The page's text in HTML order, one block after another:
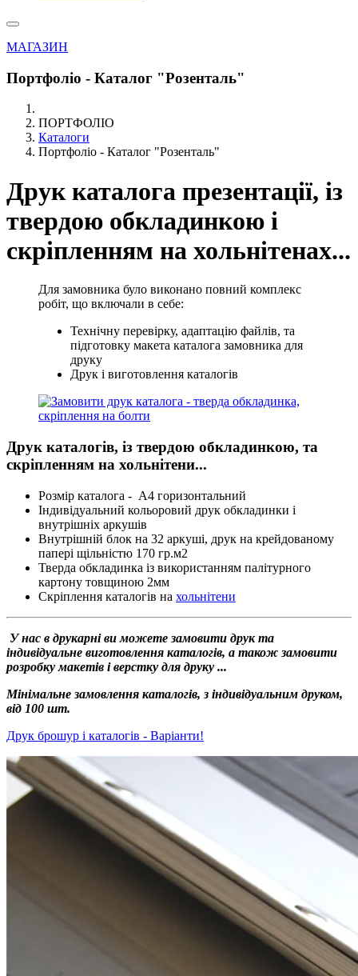
МАГАЗИН
Портфоліо - Каталог "Розенталь"
ПОРТФОЛІО
Каталоги
Портфоліо - Каталог "Розенталь"
Друк каталога презентації, із
твердою обкладинкою і
скріпленням на хольнітенах...
Для замовника було виконано повний комплекс
робіт, що включали в себе:
Технічну перевірку, адаптацію файлів, та
підготовку макета каталога замовника для
друку
Друк і виготовлення каталогів
Друк каталогів, із твердою обкладинкою, та
скріпленням на хольнітени...
Розмір каталога - А4 горизонтальний
Індивідуальний кольоровий друк обкладинки і
внутрішніх аркушів
Внутрішній блок на 32 аркуші, друк на крейдованому
папері щільністю 170 гр.м2
Тверда обкладинка із використанням палітурного
картону товщиною 2мм
Скріплення каталогів на хольнітени
У нас в друкарні ви можете замовити друк та
індивідуальне виготовлення каталогів, а також замовити
розробку макетів і верстку для друку ...
Мінімальне замовлення каталогів, з індивідуальним друком,
від 100 шт.
Друк брошур і каталогів - Варіанти!